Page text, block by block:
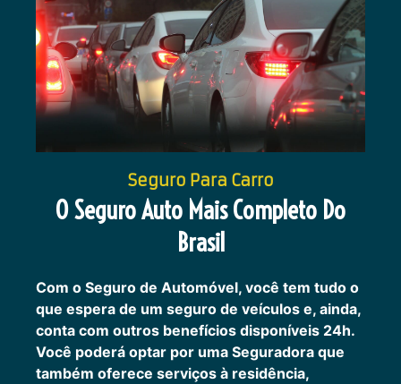
Seguro Para Carro
O Seguro Auto Mais Completo Do
Brasil
Com o Seguro de Automóvel, você tem tudo o
que espera de um seguro de veículos e, ainda,
conta com outros benefícios disponíveis 24h.
Você poderá optar por uma Seguradora que
também oferece serviços à residência,